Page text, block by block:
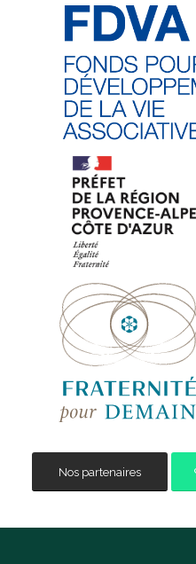
Nos partenaires